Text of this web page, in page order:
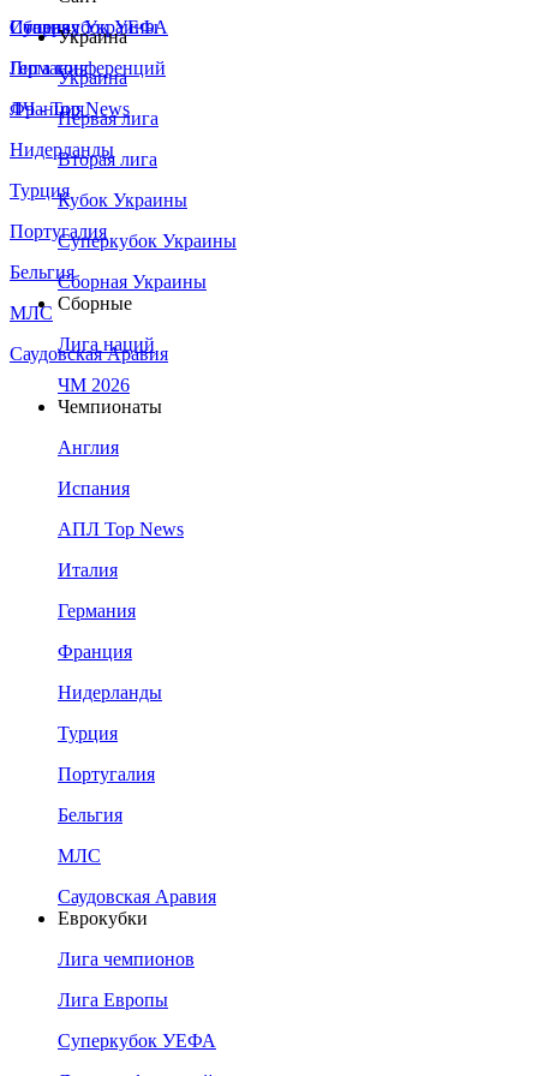
Сборная Украины
Италия
Германия
Франция
Нидерланды
Турция
Португалия
Бельгия
МЛС
Саудовская Аравия
Суперкубок УЕФА
Лига конференций
ЛЧ - Top News
Украина
Украина
Первая лига
Вторая лига
Кубок Украины
Суперкубок Украины
Сборная Украины
Сборные
Лига наций
ЧМ 2026
Чемпионаты
Англия
Испания
АПЛ Top News
Италия
Германия
Франция
Нидерланды
Турция
Португалия
Бельгия
МЛС
Саудовская Аравия
Еврокубки
Лига чемпионов
Лига Европы
Суперкубок УЕФА